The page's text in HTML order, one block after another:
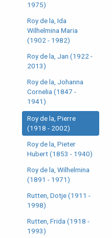
1975)
Roy de la, Ida
Wilhelmina Maria
(1902 - 1982)
Roy de la, Jan (1922 -
2013)
Roy de la, Johanna
Cornelia (1847 -
1941)
Roy de la, Pierre
(1918 - 2002)
Roy de la, Pieter
Hubert (1853 - 1940)
Roy de la, Wilhelmina
(1891 - 1971)
Rutten, Dotje (1911 -
1998)
Rutten, Frida (1918 -
1993)